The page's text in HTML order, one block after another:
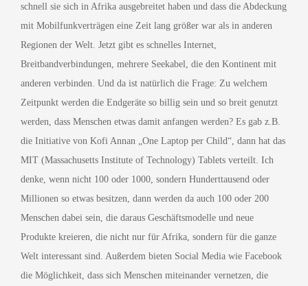
schnell sie sich in Afrika ausgebreitet haben und dass die Abdeckung
mit Mobilfunkverträgen eine Zeit lang größer war als in anderen
Regionen der Welt. Jetzt gibt es schnelles Internet,
Breitbandverbindungen, mehrere Seekabel, die den Kontinent mit
anderen verbinden. Und da ist natürlich die Frage: Zu welchem
Zeitpunkt werden die Endgeräte so billig sein und so breit genutzt
werden, dass Menschen etwas damit anfangen werden? Es gab z.B.
die Initiative von Kofi Annan „One Laptop per Child“, dann hat das
MIT (Massachusetts Institute of Technology) Tablets verteilt. Ich
denke, wenn nicht 100 oder 1000, sondern Hunderttausend oder
Millionen so etwas besitzen, dann werden da auch 100 oder 200
Menschen dabei sein, die daraus Geschäftsmodelle und neue
Produkte kreieren, die nicht nur für Afrika, sondern für die ganze
Welt interessant sind. Außerdem bieten Social Media wie Facebook
die Möglichkeit, dass sich Menschen miteinander vernetzen, die